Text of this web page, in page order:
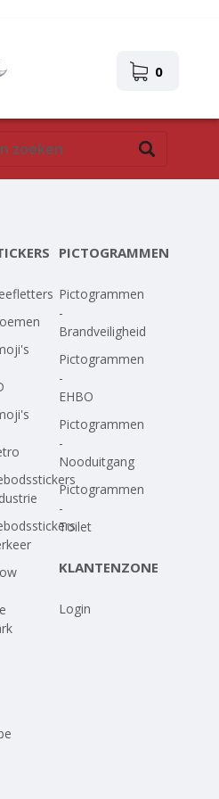
0
PICTOGRAMMEN
Pictogrammen
-
Brandveiligheid
Pictogrammen
-
EHBO
Pictogrammen
-
Nooduitgang
Pictogrammen
-
Toilet
KLANTENZONE
Login